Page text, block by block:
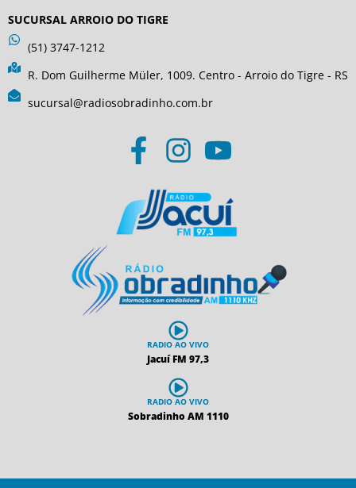
SUCURSAL ARROIO DO TIGRE
(51) 3747-1212
R. Dom Guilherme Müler, 1009. Centro - Arroio do Tigre - RS
sucursal@radiosobradinho.com.br
RADIO AO VIVO
Jacuí FM 97,3
RADIO AO VIVO
Sobradinho AM 1110